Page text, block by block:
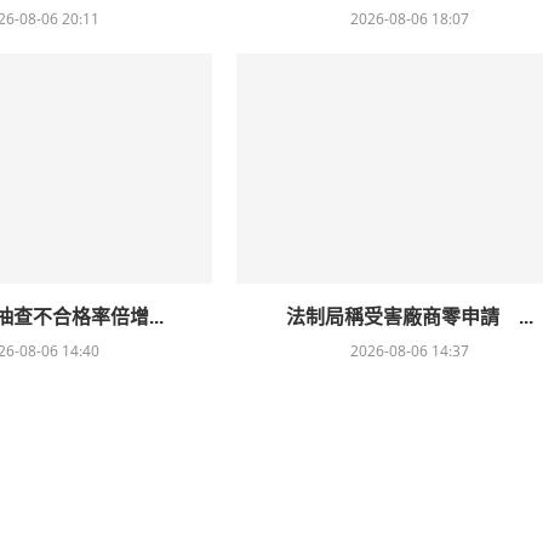
08-06 20:11 2026-08-06 18:07
查不合格率倍增...
08-06 14:40
法制局稱受害廠商零申請 ...
2026-08-06 14:37